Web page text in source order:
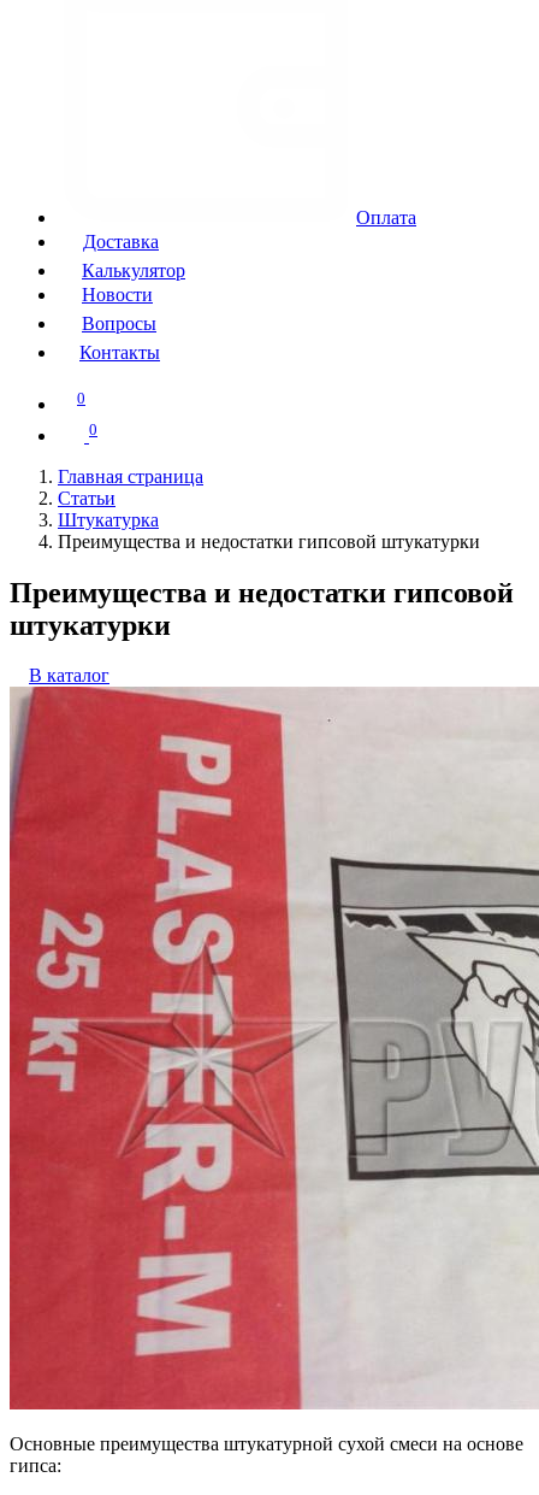
Оплата
Доставка
Калькулятор
Новости
Вопросы
Контакты
0
0
Главная страница
Статьи
Штукатурка
Преимущества и недостатки гипсовой штукатурки
Преимущества и недостатки гипсовой
штукатурки
В каталог
Основные преимущества штукатурной сухой смеси на основе
гипса: